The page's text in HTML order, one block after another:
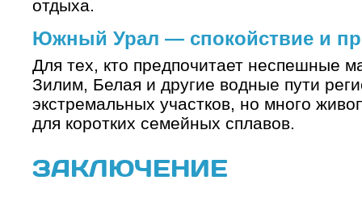
отдыха.
Южный Урал — спокойствие и
Для тех, кто предпочитает неспешные
Зилим, Белая и другие водные пути
экстремальных участков, но много
для коротких семейных сплавов.
ЗАКЛЮЧЕНИЕ